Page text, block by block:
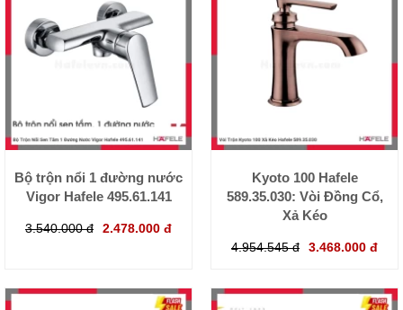
Bộ trộn nổi 1 đường nước
Vigor Hafele 495.61.141
3.540.000 đ 2.478.000 đ
Kyoto 100 Hafele
589.35.030: Vòi Đồng Cổ,
Xả Kéo
4.954.545 đ 3.468.000 đ